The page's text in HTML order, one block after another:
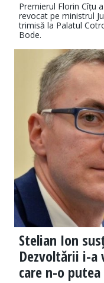
Premierul Florin Cîțu
revocat pe ministrul
trimisă la Palatul
Bode.
Stelian Ion
Dezvoltării i-a
care n-o putea